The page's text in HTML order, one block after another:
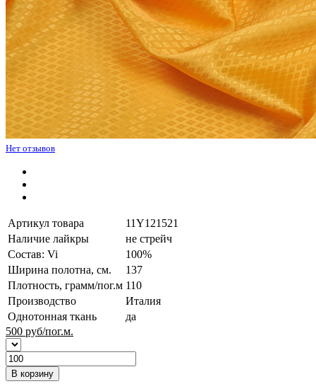
Нет отзывов
Артикул товара
11Y121521
Наличие лайкры
не стрейч
Состав: Vi
100%
Ширина полотна, см.
137
Плотность, грамм/пог.м 110
Производство
Италия
Однотонная ткань
да
500 руб/пог.м.
В корзину